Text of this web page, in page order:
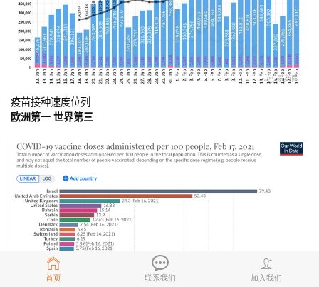
首页 联系我们 加入我们
疫苗接种速度位列
欧洲第一 世界第三